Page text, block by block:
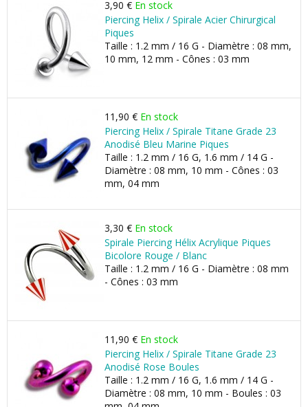
3,90 € En stock
Piercing Helix / Spirale Acier Chirurgical
Piques
Taille : 1.2 mm / 16 G - Diamètre : 08 mm,
10 mm, 12 mm - Cônes : 03 mm
11,90 € En stock
Piercing Helix / Spirale Titane Grade 23
Anodisé Bleu Marine Piques
Taille : 1.2 mm / 16 G, 1.6 mm / 14 G -
Diamètre : 08 mm, 10 mm - Cônes : 03
mm, 04 mm
3,30 € En stock
Spirale Piercing Hélix Acrylique Piques
Bicolore Rouge / Blanc
Taille : 1.2 mm / 16 G - Diamètre : 08 mm
- Cônes : 03 mm
11,90 € En stock
Piercing Helix / Spirale Titane Grade 23
Anodisé Rose Boules
Taille : 1.2 mm / 16 G, 1.6 mm / 14 G -
Diamètre : 08 mm, 10 mm - Boules : 03